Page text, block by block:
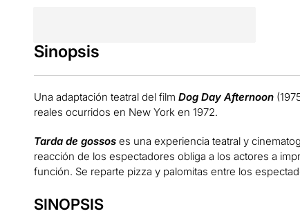
Sinopsis
Una adaptación teatral del film Dog Day Afternoon
reales ocurridos en New York en 1972.
Tarda de gossoses una experiencia teatral y
reacción de los espectadores obliga a los actores a
función. Se reparte pizza y palomitas entre los
SINOPSIS